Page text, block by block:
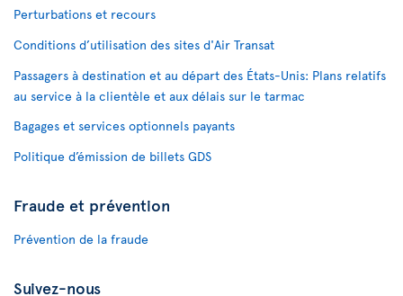
Perturbations et recours
Conditions d’utilisation des sites d'Air Transat
Passagers à destination et au départ des États-Unis: Plans relatifs
au service à la clientèle et aux délais sur le tarmac
Bagages et services optionnels payants
Politique d’émission de billets GDS
Fraude et prévention
Prévention de la fraude
Suivez-nous